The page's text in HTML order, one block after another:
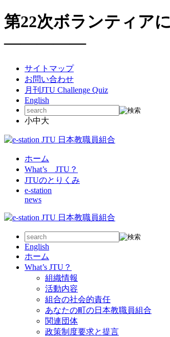
第22次ボランティア
―――――
サイトマップ
お問い合わせ
月刊JTU Challenge Quiz
English
小中大
ホーム
What’s JTU？
JTUのとりくみ
e-station
news
English
ホーム
What’s JTU？
組織情報
活動内容
組合の社会的責任
あなたの町の日本教職員組合
関連団体
政策制度要求と提言